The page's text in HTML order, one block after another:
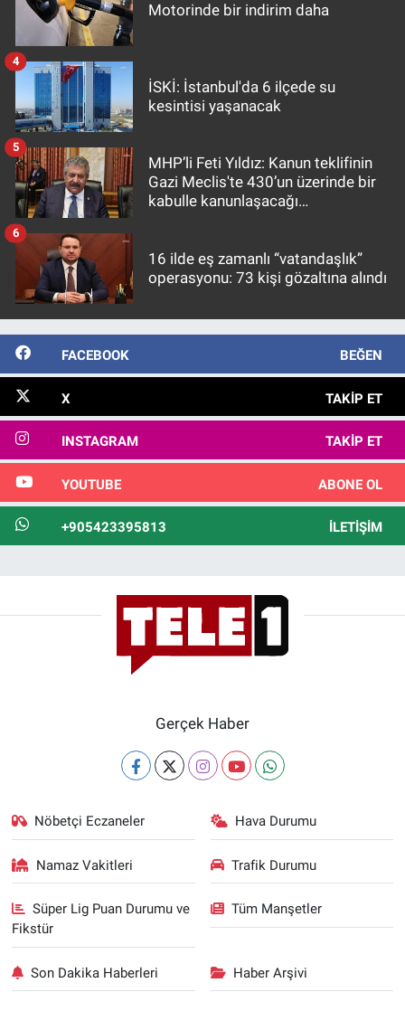
Motorinde bir indirim daha
İSKİ: İstanbul'da 6 ilçede su
kesintisi yaşanacak
4
MHP’li Feti Yıldız: Kanun teklifinin
Gazi Meclis'te 430’un üzerinde bir
kabulle kanunlaşacağı
5
16 ilde eş zamanlı “vatandaşlık”
operasyonu: 73 kişi gözaltına alındı
6
FACEBOOK BEĞEN
X TAKIP ET
INSTAGRAM TAKIP ET
YOUTUBE ABONE OL
+905423395813 İLETIŞIM
Gerçek Haber
Nöbetçi Eczaneler Hava Durumu
Namaz Vakitleri Trafik Durumu
Süper Lig Puan Durumu ve
Fikstür
Tüm Manşetler
Son Dakika Haberleri Haber Arşivi